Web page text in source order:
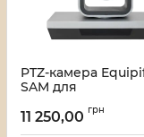
PTZ-камера
SAM для
USB2.0/3x/ 2.1 МП/
11 250,00 грн